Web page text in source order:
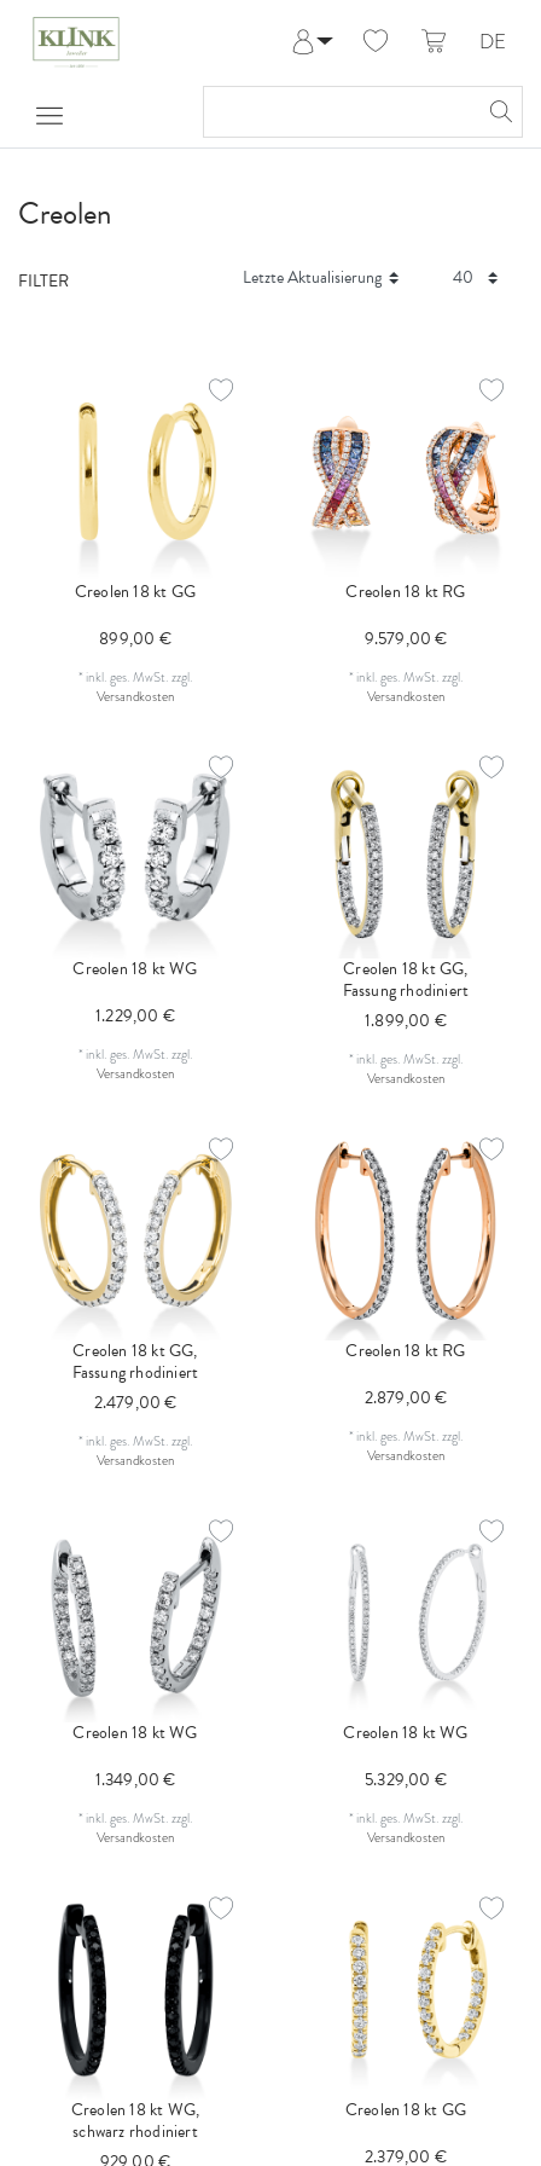
Meine Bestellungen
DE
Creolen
FILTER
Creolen 18 kt GG
899,00 €
* inkl. ges. MwSt.zzgl.
Versandkosten
Creolen 18 kt RG
9.579,00 €
* inkl. ges. MwSt.zzgl.
Versandkosten
Creolen 18 kt WG
1.229,00 €
* inkl. ges. MwSt.zzgl.
Versandkosten
Creolen 18 kt GG,
Fassung rhodiniert
1.899,00 €
* inkl. ges. MwSt.zzgl.
Versandkosten
Creolen 18 kt GG,
Fassung rhodiniert
2.479,00 €
* inkl. ges. MwSt.zzgl.
Versandkosten
Creolen 18 kt RG
2.879,00 €
* inkl. ges. MwSt.zzgl.
Versandkosten
Creolen 18 kt WG
1.349,00 €
* inkl. ges. MwSt.zzgl.
Versandkosten
Creolen 18 kt WG
5.329,00 €
* inkl. ges. MwSt.zzgl.
Versandkosten
Creolen 18 kt WG,
schwarz rhodiniert
Creolen 18 kt GG
2.379,00 €